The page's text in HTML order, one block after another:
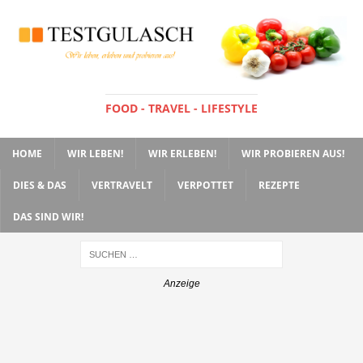
FOOD - TRAVEL - LIFESTYLE
HOME WIR LEBEN! WIR ERLEBEN! WIR PROBIEREN AUS!
DIES & DAS VERTRAVELT VERPOTTET REZEPTE
DAS SIND WIR!